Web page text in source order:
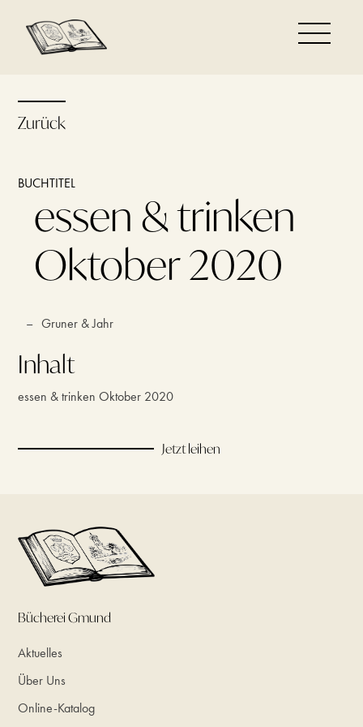
Zurück
BUCHTITEL
essen & trinken
Oktober 2020
– Gruner & Jahr
Inhalt
essen & trinken Oktober 2020
Jetzt leihen
Bücherei Gmund
Aktuelles
Über Uns
Online-Katalog